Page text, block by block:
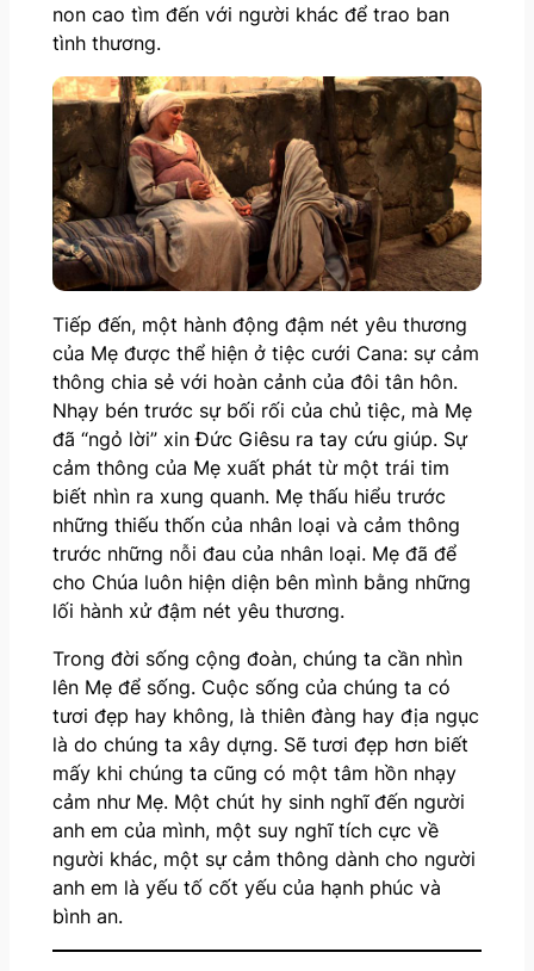
non cao tìm đến với người khác để trao ban
tình thương.
Tiếp đến, một hành động đậm nét yêu thương
của Mẹ được thể hiện ở tiệc cưới Cana: sự cảm
thông chia sẻ với hoàn cảnh của đôi tân hôn.
Nhạy bén trước sự bối rối của chủ tiệc, mà Mẹ
đã “ngỏ lời” xin Đức Giêsu ra tay cứu giúp. Sự
cảm thông của Mẹ xuất phát từ một trái tim
biết nhìn ra xung quanh. Mẹ thấu hiểu trước
những thiếu thốn của nhân loại và cảm thông
trước những nỗi đau của nhân loại. Mẹ đã để
cho Chúa luôn hiện diện bên mình bằng những
lối hành xử đậm nét yêu thương.
Trong đời sống cộng đoàn, chúng ta cần nhìn
lên Mẹ để sống. Cuộc sống của chúng ta có
tươi đẹp hay không, là thiên đàng hay địa ngục
là do chúng ta xây dựng. Sẽ tươi đẹp hơn biết
mấy khi chúng ta cũng có một tâm hồn nhạy
cảm như Mẹ. Một chút hy sinh nghĩ đến người
anh em của mình, một suy nghĩ tích cực về
người khác, một sự cảm thông dành cho người
anh em là yếu tố cốt yếu của hạnh phúc và
bình an.